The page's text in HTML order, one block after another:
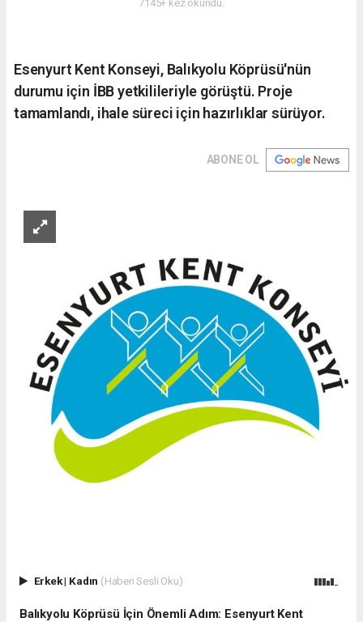
7145+ kez okundu.
Esenyurt Kent Konseyi, Balıkyolu Köprüsü'nün
durumu için İBB yetkilileriyle görüştü. Proje
tamamlandı, ihale süreci için hazırlıklar sürüyor.
ABONE OL
Erkek| Kadın (Haberi Sesli Oku)
Balıkyolu Köprüsü İçin Önemli Adım: Esenyurt Kent